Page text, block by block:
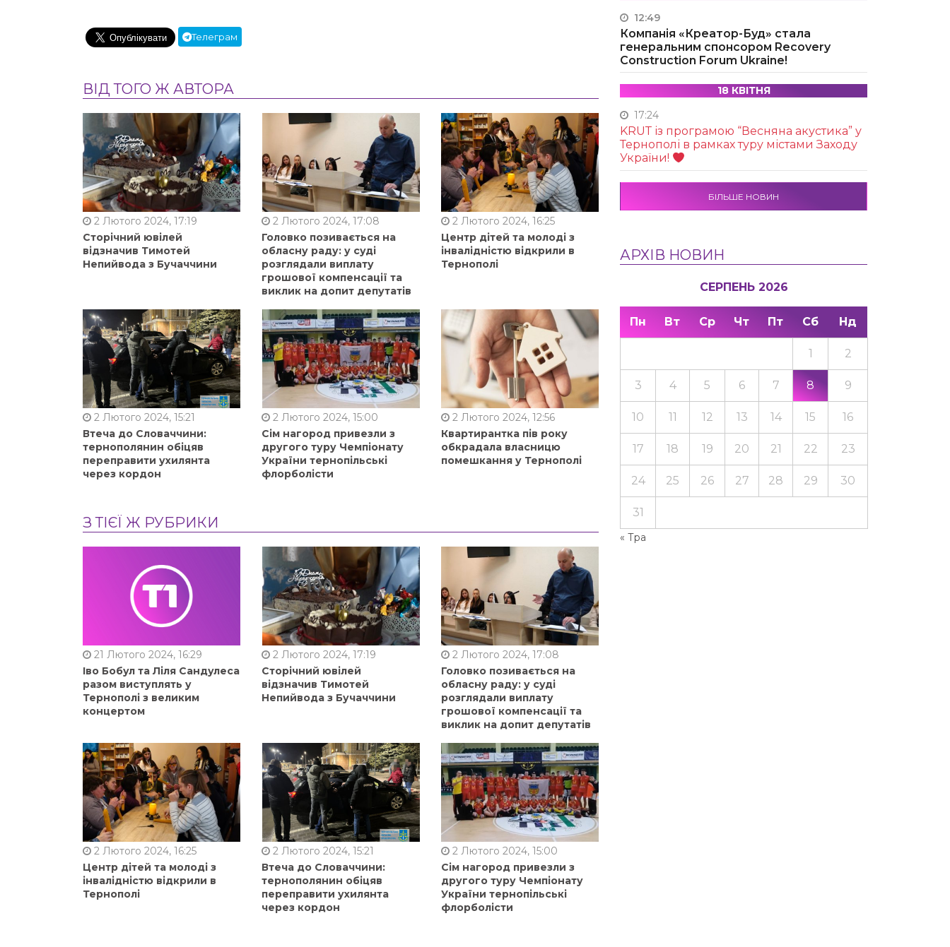
Телеграм
ВІД ТОГО Ж АВТОРА
2 Лютого 2024, 17:19
Сторічний ювілей
відзначив Тимотей
Непийвода з Бучаччини
2 Лютого 2024, 17:08
Головко позивається на
обласну раду: у суді
розглядали виплату
грошової компенсації та
виклик на допит депутатів
2 Лютого 2024, 16:25
Центр дітей та молоді з
інвалідністю відкрили в
Тернополі
2 Лютого 2024, 15:21
Втеча до Словаччини:
тернополянин обіцяв
переправити ухилянта
через кордон
2 Лютого 2024, 15:00
Сім нагород привезли з
другого туру Чемпіонату
України тернопільські
флорболісти
2 Лютого 2024, 12:56
Квартирантка пів року
обкрадала власницю
помешкання у Тернополі
З ТІЄЇ Ж РУБРИКИ
21 Лютого 2024, 16:29
Іво Бобул та Ліля Сандулеса
разом виступлять у
Тернополі з великим
концертом
2 Лютого 2024, 17:19
Сторічний ювілей
відзначив Тимотей
Непийвода з Бучаччини
2 Лютого 2024, 17:08
Головко позивається на
обласну раду: у суді
розглядали виплату
грошової компенсації та
виклик на допит депутатів
2 Лютого 2024, 16:25
Центр дітей та молоді з
інвалідністю відкрили в
Тернополі
2 Лютого 2024, 15:21
Втеча до Словаччини:
тернополянин обіцяв
переправити ухилянта
через кордон
2 Лютого 2024, 15:00
Сім нагород привезли з
другого туру Чемпіонату
України тернопільські
флорболісти
12:49
Компанія «Креатор-Буд» стала
генеральним спонсором Recovery
Construction Forum Ukraine!
18 КВІТНЯ
17:24
KRUТ із програмою “Весняна акустика” у
Тернополі в рамках туру містами Заходу
України!
БІЛЬШЕ НОВИН
АРХІВ НОВИН
СЕРПЕНЬ 2026
Пн Вт Ср Чт Пт Сб Нд
« Тра
1 2
3 4 5 6 7 8 9
10 11 12 13 14 15 16
17 18 19 20 21 22 23
24 25 26 27 28 29 30
31